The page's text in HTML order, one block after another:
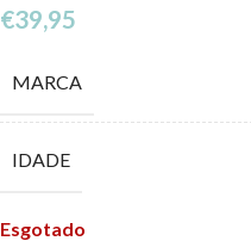
€39,95
MARCA
IDADE
Esgotado